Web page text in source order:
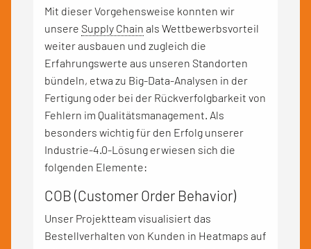
Mit dieser Vorgehensweise konnten wir
unsere Supply Chain als Wettbewerbsvorteil
weiter ausbauen und zugleich die
Erfahrungswerte aus unseren Standorten
bündeln, etwa zu Big-Data-Analysen in der
Fertigung oder bei der Rückverfolgbarkeit von
Fehlern im Qualitätsmanagement. Als
besonders wichtig für den Erfolg unserer
Industrie-4.0-Lösung erwiesen sich die
folgenden Elemente:
COB (Customer Order Behavior)
Unser Projektteam visualisiert das
Bestellverhalten von Kunden in Heatmaps auf